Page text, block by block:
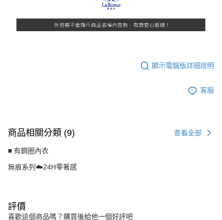
顯示電腦版詳細說明
客服
商品相關分類 (9) 查看全部
■ 有鋼圈內衣
無痕系列☁️24H零著感
評價
喜歡這個商品嗎？購買後給他一個好評吧